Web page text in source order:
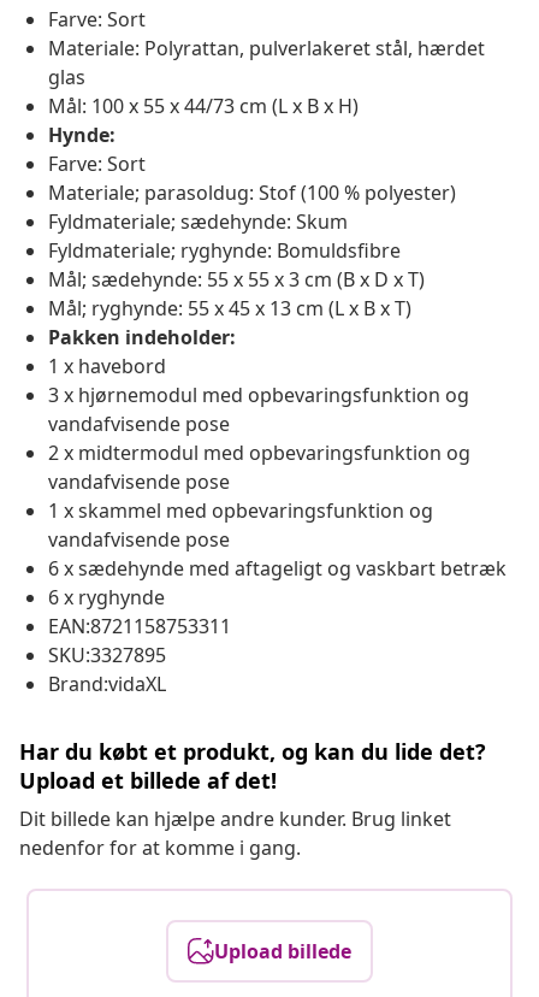
Farve: Sort
Materiale: Polyrattan, pulverlakeret stål, hærdet
glas
Mål: 100 x 55 x 44/73 cm (L x B x H)
Hynde:
Farve: Sort
Materiale; parasoldug: Stof (100 % polyester)
Fyldmateriale; sædehynde: Skum
Fyldmateriale; ryghynde: Bomuldsfibre
Mål; sædehynde: 55 x 55 x 3 cm (B x D x T)
Mål; ryghynde: 55 x 45 x 13 cm (L x B x T)
Pakken indeholder:
1 x havebord
3 x hjørnemodul med opbevaringsfunktion og
vandafvisende pose
2 x midtermodul med opbevaringsfunktion og
vandafvisende pose
1 x skammel med opbevaringsfunktion og
vandafvisende pose
6 x sædehynde med aftageligt og vaskbart betræk
6 x ryghynde
EAN:8721158753311
SKU:3327895
Brand:vidaXL
Har du købt et produkt, og kan du lide det?
Upload et billede af det!
Dit billede kan hjælpe andre kunder. Brug linket
nedenfor for at komme i gang.
Upload billede